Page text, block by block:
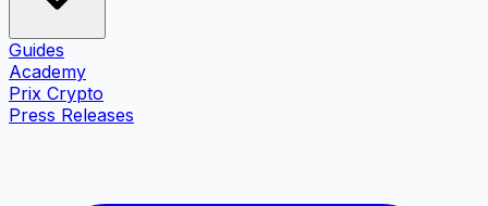
Guides
Academy
Prix Crypto
Press Releases